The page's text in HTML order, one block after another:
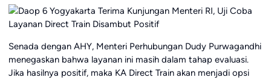
Senada dengan AHY, Menteri Perhubungan Dudy Purwagandhi
menegaskan bahwa layanan ini masih dalam tahap evaluasi.
Jika hasilnya positif, maka KA Direct Train akan menjadi opsi